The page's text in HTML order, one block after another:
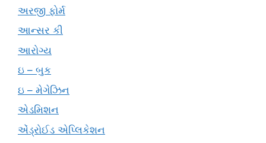
અરજી ફોર્મ
આન્સર કી
આરોગ્ય
ઇ – બુક
ઇ – મેગેઝિન
એડમિશન
એંડ્રોઈડ એપ્લિકેશન